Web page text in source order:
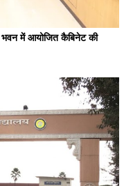
भवन में आयोजित कैबिनेट की